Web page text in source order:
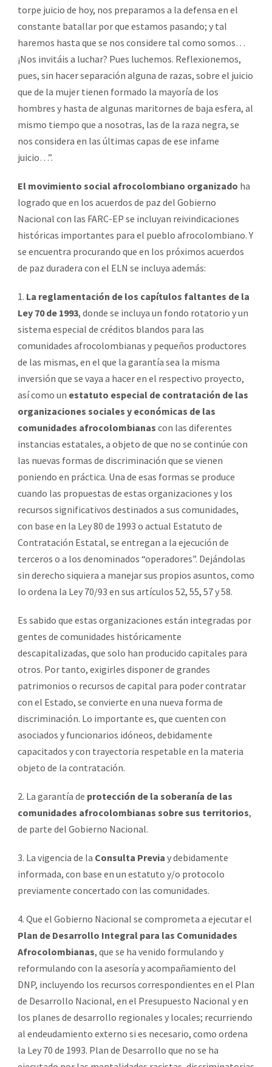
torpe juicio de hoy, nos preparamos a la defensa en el
constante batallar por que estamos pasando; y tal
haremos hasta que se nos considere tal como somos…
¡Nos invitáis a luchar? Pues luchemos. Reflexionemos,
pues, sin hacer separación alguna de razas, sobre el juicio
que de la mujer tienen formado la mayoría de los
hombres y hasta de algunas maritornes de baja esfera, al
mismo tiempo que a nosotras, las de la raza negra, se
nos considera en las últimas capas de ese infame
juicio…”.
El movimiento social afrocolombiano organizado ha
logrado que en los acuerdos de paz del Gobierno
Nacional con las FARC-EP se incluyan reivindicaciones
históricas importantes para el pueblo afrocolombiano. Y
se encuentra procurando que en los próximos acuerdos
de paz duradera con el ELN se incluya además:
1. La reglamentación de los capítulos faltantes de la
Ley 70 de 1993, donde se incluya un fondo rotatorio y un
sistema especial de créditos blandos para las
comunidades afrocolombianas y pequeños productores
de las mismas, en el que la garantía sea la misma
inversión que se vaya a hacer en el respectivo proyecto,
así como un estatuto especial de contratación de las
organizaciones sociales y económicas de las
comunidades afrocolombianas con las diferentes
instancias estatales, a objeto de que no se continúe con
las nuevas formas de discriminación que se vienen
poniendo en práctica. Una de esas formas se produce
cuando las propuestas de estas organizaciones y los
recursos significativos destinados a sus comunidades,
con base en la Ley 80 de 1993 o actual Estatuto de
Contratación Estatal, se entregan a la ejecución de
terceros o a los denominados “operadores”. Dejándolas
sin derecho siquiera a manejar sus propios asuntos, como
lo ordena la Ley 70/93 en sus artículos 52, 55, 57 y 58.
Es sabido que estas organizaciones están integradas por
gentes de comunidades históricamente
descapitalizadas, que solo han producido capitales para
otros. Por tanto, exigirles disponer de grandes
patrimonios o recursos de capital para poder contratar
con el Estado, se convierte en una nueva forma de
discriminación. Lo importante es, que cuenten con
asociados y funcionarios idóneos, debidamente
capacitados y con trayectoria respetable en la materia
objeto de la contratación.
2. La garantía de protección de la soberanía de las
comunidades afrocolombianas sobre sus territorios,
de parte del Gobierno Nacional.
3. La vigencia de la Consulta Previa y debidamente
informada, con base en un estatuto y/o protocolo
previamente concertado con las comunidades.
4. Que el Gobierno Nacional se comprometa a ejecutar el
Plan de Desarrollo Integral para las Comunidades
Afrocolombianas, que se ha venido formulando y
reformulando con la asesoría y acompañamiento del
DNP, incluyendo los recursos correspondientes en el Plan
de Desarrollo Nacional, en el Presupuesto Nacional y en
los planes de desarrollo regionales y locales; recurriendo
al endeudamiento externo si es necesario, como ordena
la Ley 70 de 1993. Plan de Desarrollo que no se ha